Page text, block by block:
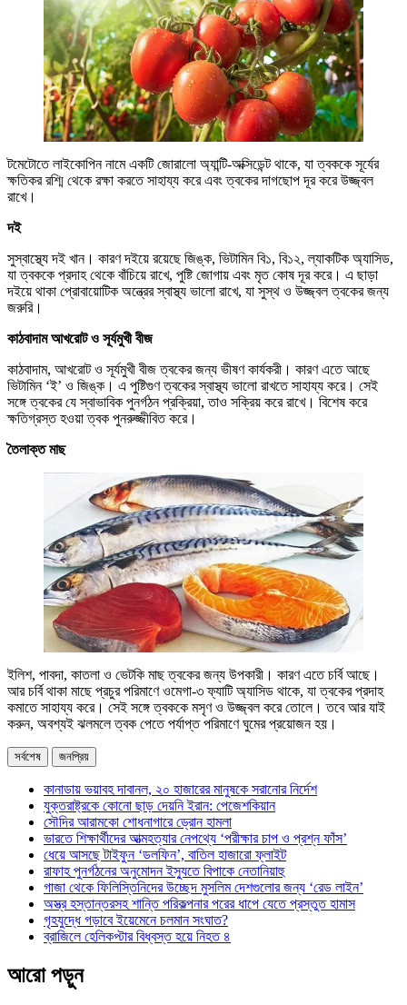
টমেটোতে লাইকোপিন নামে একটি জোরালো অ্যান্টি-অক্সিডেন্ট থাকে, যা ত্বককে সূর্যের
ক্ষতিকর রশ্মি থেকে রক্ষা করতে সাহায্য করে এবং ত্বকের দাগছোপ দূর করে উজ্জ্বল
রাখে।
দই
সুস্বাস্থ্যে দই খান। কারণ দইয়ে রয়েছে জিঙ্ক, ভিটামিন বি১, বি১২, ল্যাকটিক অ্যাসিড,
যা ত্বককে প্রদাহ থেকে বাঁচিয়ে রাখে, পুষ্টি জোগায় এবং মৃত কোষ দূর করে। এ ছাড়া
দইয়ে থাকা প্রোবায়োটিক অন্ত্রের স্বাস্থ্য ভালো রাখে, যা সুস্থ ও উজ্জ্বল ত্বকের জন্য
জরুরি।
কাঠবাদাম আখরোট ও সূর্যমুখী বীজ
কাঠবাদাম, আখরোট ও সূর্যমুখী বীজ ত্বকের জন্য ভীষণ কার্যকরী। কারণ এতে আছে
ভিটামিন ‘ই’ ও জিঙ্ক। এ পুষ্টিগুণ ত্বকের স্বাস্থ্য ভালো রাখতে সাহায্য করে। সেই
সঙ্গে ত্বকের যে স্বাভাবিক পুনর্গঠন প্রক্রিয়া, তাও সক্রিয় করে রাখে। বিশেষ করে
ক্ষতিগ্রস্ত হওয়া ত্বক পুনরুজ্জীবিত করে।
তৈলাক্ত মাছ
ইলিশ, পাবদা, কাতলা ও ভেটকি মাছ ত্বকের জন্য উপকারী। কারণ এতে চর্বি আছে।
আর চর্বি থাকা মাছে প্রচুর পরিমাণে ওমেগা-৩ ফ্যাটি অ্যাসিড থাকে, যা ত্বকের প্রদাহ
কমাতে সাহায্য করে। সেই সঙ্গে ত্বককে মসৃণ ও উজ্জ্বল করে তোলে। তবে আর যাই
করুন, অবশ্যই ঝলমলে ত্বক পেতে পর্যাপ্ত পরিমাণে ঘুমের প্রয়োজন হয়।
সর্বশেষ জনপ্রিয়
কানাডায় ভয়াবহ দাবানল, ২০ হাজারের মানুষকে সরানোর নির্দেশ
যুক্তরাষ্ট্রকে কোনো ছাড় দেয়নি ইরান: পেজেশকিয়ান
সৌদির আরামকো শোধনাগারে ড্রোন হামলা
ভারতে শিক্ষার্থীদের আত্মহত্যার নেপথ্যে ‘পরীক্ষার চাপ ও প্রশ্ন ফাঁস’
ধেয়ে আসছে টাইফুন ‘ডলফিন’, বাতিল হাজারো ফ্লাইট
রাফাহ পুনর্গঠনের অনুমোদন ইস্যুতে বিপাকে নেতানিয়াহু
গাজা থেকে ফিলিস্তিনিদের উচ্ছেদ মুসলিম দেশগুলোর জন্য ‘রেড লাইন’
অস্ত্র হস্তান্তরসহ শান্তি পরিকল্পনার পরের ধাপে যেতে প্রস্তুত হামাস
গৃহযুদ্ধে গড়াবে ইয়েমেনে চলমান সংঘাত?
ব্রাজিলে হেলিকপ্টার বিধ্বস্ত হয়ে নিহত ৪
আরো পড়ুন